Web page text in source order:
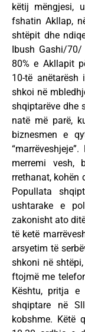
këtij mëngjesi,
fshatin Akllap,
shtëpit dhe
Ibush Gashi/
80% e Akllapit
10-të anëtarësh
shkoi në
shqiptarëve dhe
natë më parë,
biznesmen e
merremi vesh,
rrethanat, kohën
Popullata
ushtarake e
zakonisht ato
të ketë
arsyetim të
shkoni në
ftojmë me
Kështu, pritja
shqiptare në
kobshme. Këtë